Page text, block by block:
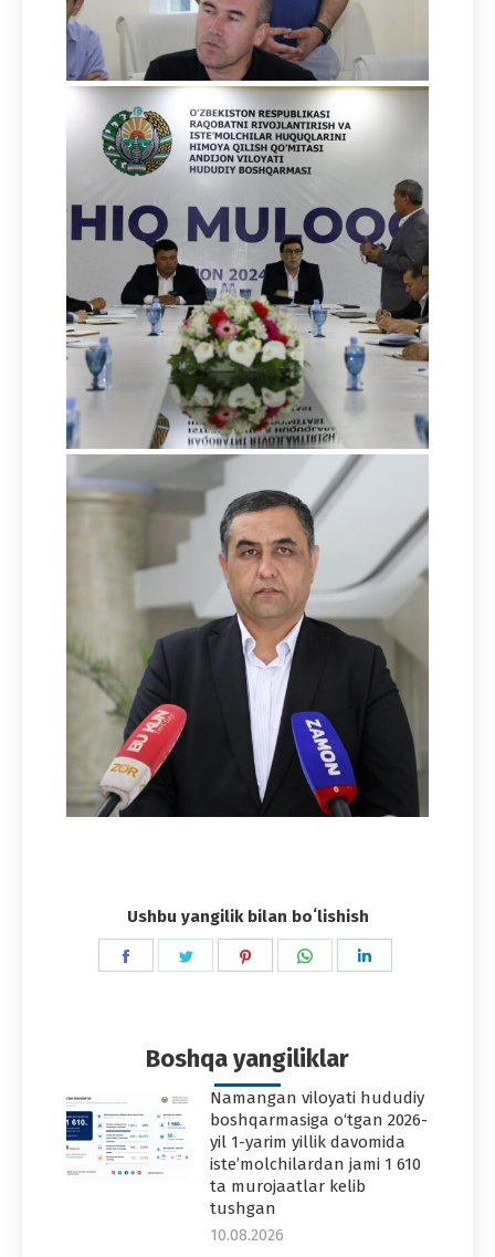
Ushbu yangilik bilan boʻlishish
Share
Share
Share
Share
Boshqa yangiliklar
Namangan viloyati hududiy
boshqarmasiga o‘tgan 2026-
yil 1-yarim yillik davomida
iste’molchilardan jami 1 610
ta murojaatlar kelib
tushgan
10.08.2026